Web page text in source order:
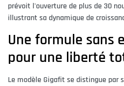
prévoit l'ouverture de plus de 30
illustrant sa dynamique de
Une formule sans
pour une liberté
Le modèle Gigafit se distingue